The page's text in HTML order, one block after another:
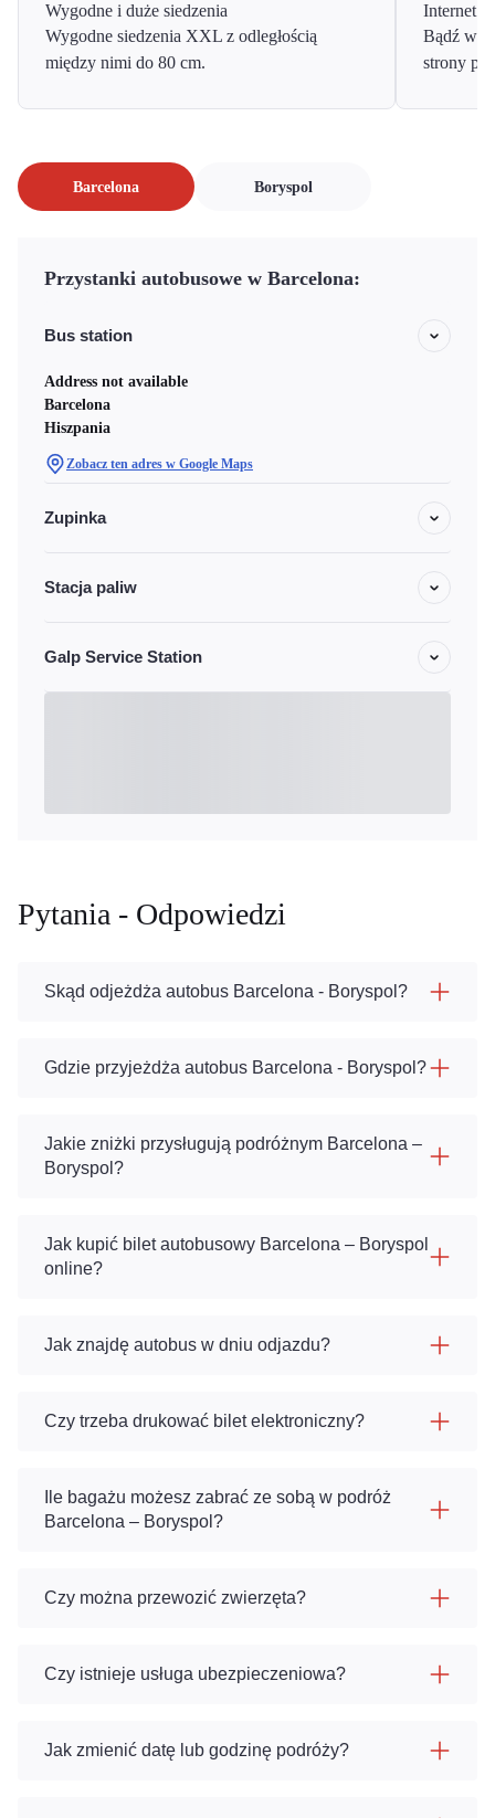
Wygodne i duże siedzenia
Wygodne siedzenia XXL z odległością
między nimi do 80 cm.
Internet
Bądź w
strony
Barcelona Boryspol
Przystanki autobusowe w Barcelona:
Bus station
Address not available
Barcelona
Hiszpania
Zobacz ten adres w Google Maps
Zupinka
Stacja paliw
Galp Service Station
Pytania - Odpowiedzi
Skąd odjeżdża autobus Barcelona - Boryspol?
Gdzie przyjeżdża autobus Barcelona - Boryspol?
Jakie zniżki przysługują podróżnym Barcelona –
Boryspol?
Jak kupić bilet autobusowy Barcelona – Boryspol
online?
Jak znajdę autobus w dniu odjazdu?
Czy trzeba drukować bilet elektroniczny?
Ile bagażu możesz zabrać ze sobą w podróż
Barcelona – Boryspol?
Czy można przewozić zwierzęta?
Czy istnieje usługa ubezpieczeniowa?
Jak zmienić datę lub godzinę podróży?